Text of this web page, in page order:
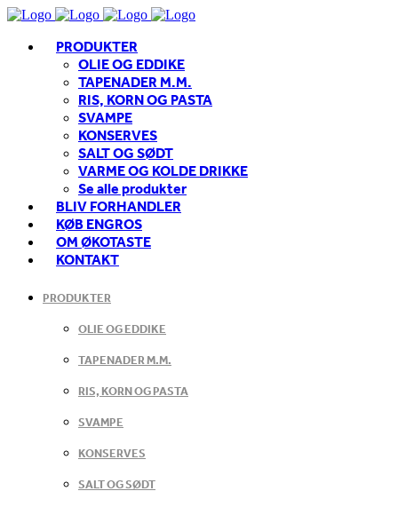
PRODUKTER
OLIE OG EDDIKE
TAPENADER M.M.
RIS, KORN OG PASTA
SVAMPE
KONSERVES
SALT OG SØDT
VARME OG KOLDE DRIKKE
Se alle produkter
BLIV FORHANDLER
KØB ENGROS
OM ØKOTASTE
KONTAKT
PRODUKTER
OLIE OG EDDIKE
TAPENADER M.M.
RIS, KORN OG PASTA
SVAMPE
KONSERVES
SALT OG SØDT